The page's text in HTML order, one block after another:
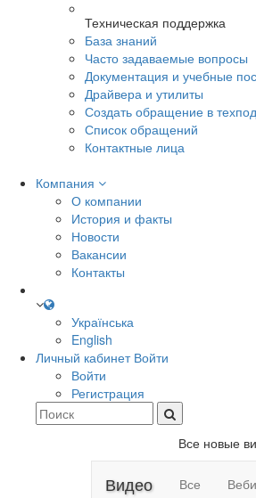
Техническая поддержка
База знаний
Часто задаваемые вопросы
Документация и учебные
Драйвера и утилиты
Создать обращение в
Список обращений
Контактные лица
Компания
О компании
История и факты
Новости
Вакансии
Контакты
Українська
English
Личный кабинет Войти
Войти
Регистрация
Все новые
Видео Все